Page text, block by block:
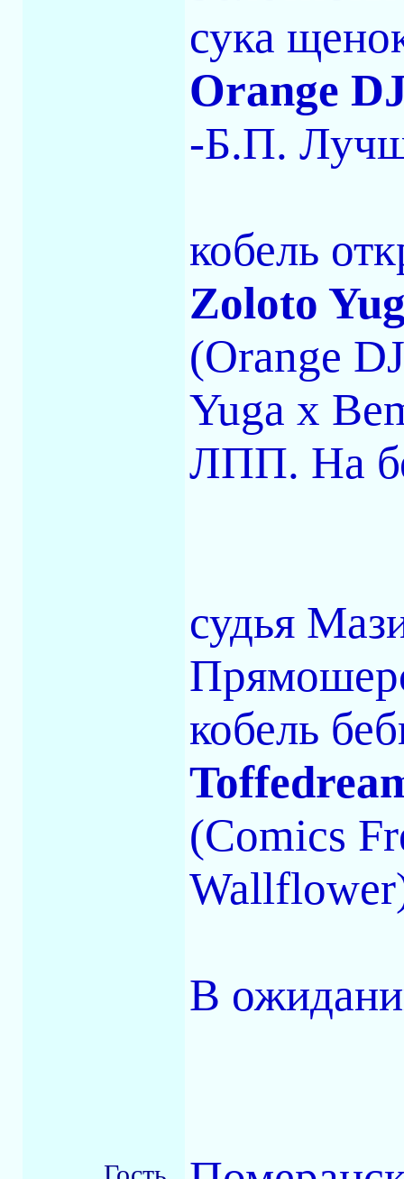
сука
Orange
-Б.П.
кобель
Zoloto
(Orange
Yuga x
ЛПП. На
судья
кобель
(Comics
В